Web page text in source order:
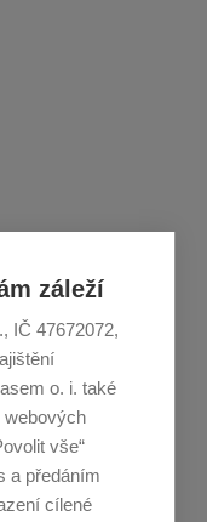
záleží
IČ 47672072,
o. i. také
webových
vše“
a předáním
cílené